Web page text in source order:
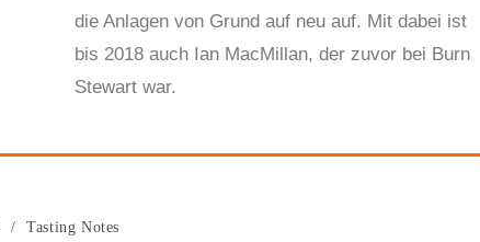
die Anlagen von Grund auf neu auf. Mit dabei ist
bis 2018 auch Ian MacMillan, der zuvor bei Burn
Stewart war.
/ Tasting Notes